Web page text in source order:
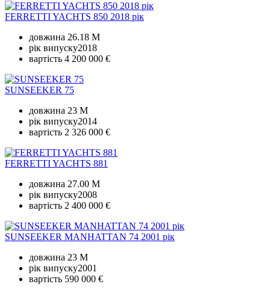
FERRETTI YACHTS 850 2018 рік
довжина 26.18 M
рік випуску2018
вартість 4 200 000 €
SUNSEEKER 75
довжина 23 M
рік випуску2014
вартість 2 326 000 €
FERRETTI YACHTS 881
довжина 27.00 M
рік випуску2008
вартість 2 400 000 €
SUNSEEKER MANHATTAN 74 2001 рік
довжина 23 M
рік випуску2001
вартість 590 000 €